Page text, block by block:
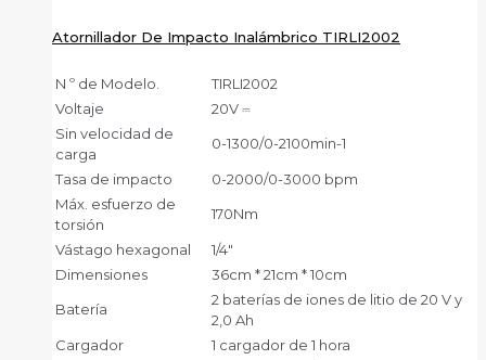
Atornillador De Impacto Inalámbrico TIRLI2002
N º de Modelo.
TIRLI2002
Voltaje
20V ⎓
Sin velocidad de
carga
0-1300/0-2100min-1
Tasa de impacto
0-2000/0-3000 bpm
Máx. esfuerzo de
torsión
170Nm
Vástago hexagonal
1/4″
Dimensiones
36cm * 21cm * 10cm
Batería
2 baterías de iones de litio de 20 V y
2,0 Ah
Cargador
1 cargador de 1 hora